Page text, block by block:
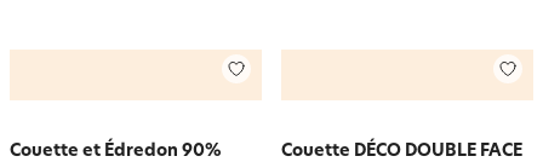
Couette et Édredon 90%
Couette DÉCO DOUBLE FACE